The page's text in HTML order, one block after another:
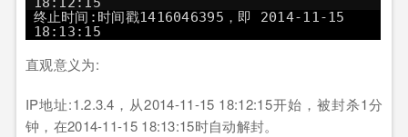
终止时间:时间戳1416046395，即 2014-11-15
18:13:15
直观意义为:
IP地址:1.2.3.4，从2014-11-15 18:12:15开始，被封杀1分
钟，在2014-11-15 18:13:15时自动解封。